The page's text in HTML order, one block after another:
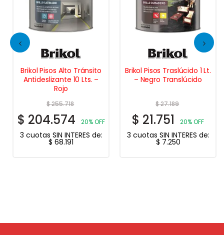
Brikol Pisos Alto Tránsito
Antideslizante 10 Lts. –
Rojo
$255.718
$ 204.574 20% OFF
3 cuotas SIN INTERES de:
$ 68.191
Brikol Pisos Traslúcido 1 Lt.
– Negro Translúcido
$27.189
$ 21.751 20% OFF
3 cuotas SIN INTERES de:
$ 7.250